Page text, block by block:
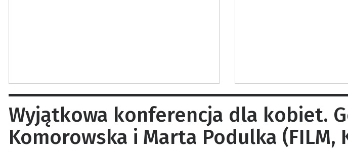
Wyjątkowa konferencja dla kobiet.
Komorowska i Marta Podulka (FILM,